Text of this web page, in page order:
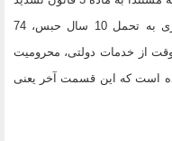
مجازات مرتکبین ارتشا، اختلاس و کلاهبرداری به تحمل 10 سال حبس، 74
3 سال انفصال موقت از خدمات دولتی، محرومیت
20 سال محکوم شده است که این قسمت آخر یعنی